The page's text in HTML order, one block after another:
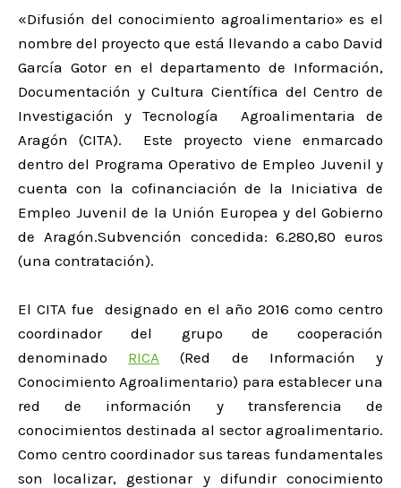
«Difusión del conocimiento agroalimentario» es el
nombre del proyecto que está llevando a cabo David
García Gotor en el departamento de Información,
Documentación y Cultura Científica del Centro de
Investigación y Tecnología Agroalimentaria de
Aragón (CITA). Este proyecto viene enmarcado
dentro del Programa Operativo de Empleo Juvenil y
cuenta con la cofinanciación de la Iniciativa de
Empleo Juvenil de la Unión Europea y del Gobierno
de Aragón.Subvención concedida: 6.280,80 euros
(una contratación).
El CITA fue designado en el año 2016 como centro
coordinador del grupo de cooperación
denominado RICA (Red de Información y
Conocimiento Agroalimentario) para establecer una
red de información y transferencia de
conocimientos destinada al sector agroalimentario.
Como centro coordinador sus tareas fundamentales
son localizar, gestionar y difundir conocimiento